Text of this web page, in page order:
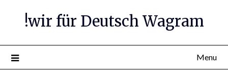
!wir für Deutsch Wagram
Menu